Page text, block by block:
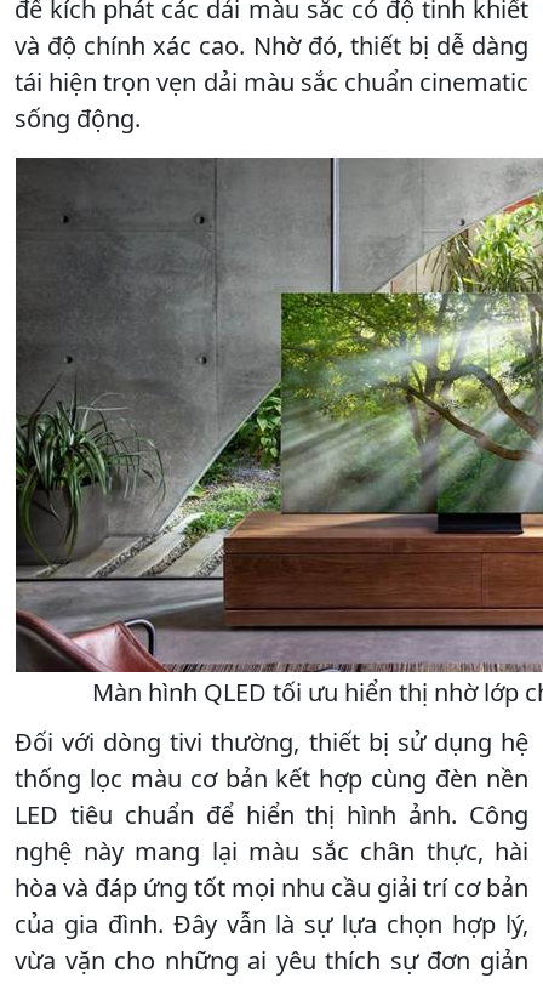
để kích phát các dải màu sắc có độ tinh khiết
và độ chính xác cao. Nhờ đó, thiết bị dễ dàng
tái hiện trọn vẹn dải màu sắc chuẩn cinematic
sống động.
Màn hình QLED tối ưu hiển thị nhờ lớp
Đối với dòng tivi thường, thiết bị sử dụng hệ
thống lọc màu cơ bản kết hợp cùng đèn nền
LED tiêu chuẩn để hiển thị hình ảnh. Công
nghệ này mang lại màu sắc chân thực, hài
hòa và đáp ứng tốt mọi nhu cầu giải trí cơ bản
của gia đình. Đây vẫn là sự lựa chọn hợp lý,
vừa vặn cho những ai yêu thích sự đơn giản